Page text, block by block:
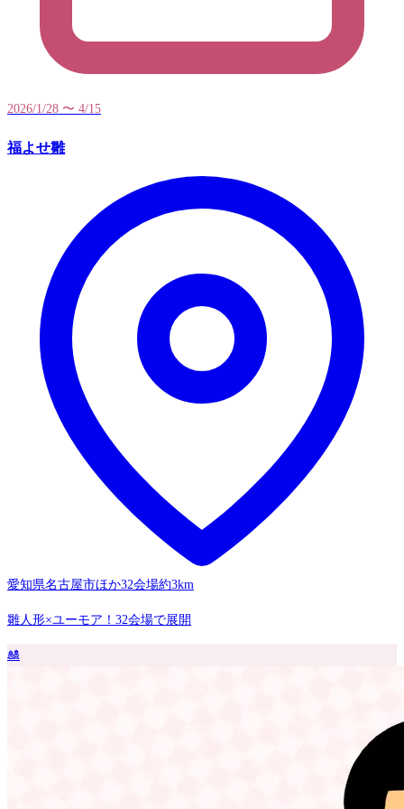
2026/1/28 〜 4/15
福よせ雛
愛知県名古屋市ほか32会場約3km
雛人形×ユーモア！32会場で展開
🎎